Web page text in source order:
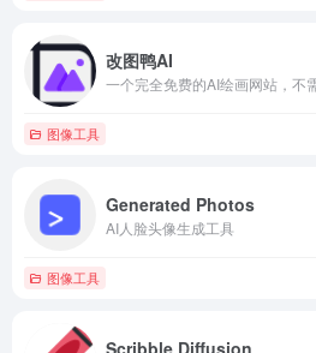
改图鸭AI
图像工具
Generated Photos
AI人脸头像生成工具
图像工具
Scribble Diffusion